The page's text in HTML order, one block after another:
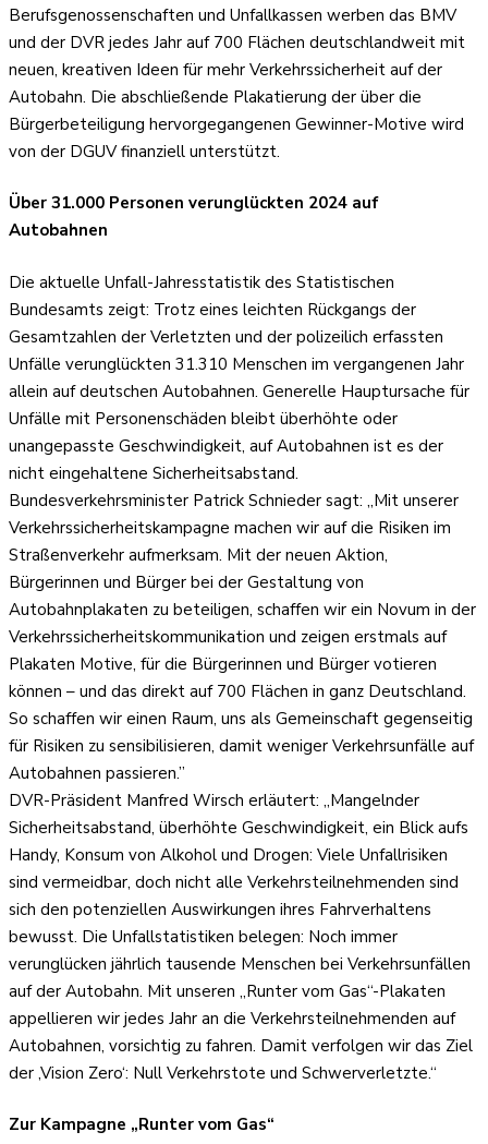
Berufsgenossenschaften und Unfallkassen werben das BMV
und der DVR jedes Jahr auf 700 Flächen deutschlandweit mit
neuen, kreativen Ideen für mehr Verkehrssicherheit auf der
Autobahn. Die abschließende Plakatierung der über die
Bürgerbeteiligung hervorgegangenen Gewinner-Motive wird
von der DGUV finanziell unterstützt.
Über 31.000 Personen verunglückten 2024 auf
Autobahnen
Die aktuelle Unfall-Jahresstatistik des Statistischen
Bundesamts zeigt: Trotz eines leichten Rückgangs der
Gesamtzahlen der Verletzten und der polizeilich erfassten
Unfälle verunglückten 31.310 Menschen im vergangenen Jahr
allein auf deutschen Autobahnen. Generelle Hauptursache für
Unfälle mit Personenschäden bleibt überhöhte oder
unangepasste Geschwindigkeit, auf Autobahnen ist es der
nicht eingehaltene Sicherheitsabstand.
Bundesverkehrsminister Patrick Schnieder sagt: „Mit unserer
Verkehrssicherheitskampagne machen wir auf die Risiken im
Straßenverkehr aufmerksam. Mit der neuen Aktion,
Bürgerinnen und Bürger bei der Gestaltung von
Autobahnplakaten zu beteiligen, schaffen wir ein Novum in der
Verkehrssicherheitskommunikation und zeigen erstmals auf
Plakaten Motive, für die Bürgerinnen und Bürger votieren
können – und das direkt auf 700 Flächen in ganz Deutschland.
So schaffen wir einen Raum, uns als Gemeinschaft gegenseitig
für Risiken zu sensibilisieren, damit weniger Verkehrsunfälle auf
Autobahnen passieren.”
DVR-Präsident Manfred Wirsch erläutert: „Mangelnder
Sicherheitsabstand, überhöhte Geschwindigkeit, ein Blick aufs
Handy, Konsum von Alkohol und Drogen: Viele Unfallrisiken
sind vermeidbar, doch nicht alle Verkehrsteilnehmenden sind
sich den potenziellen Auswirkungen ihres Fahrverhaltens
bewusst. Die Unfallstatistiken belegen: Noch immer
verunglücken jährlich tausende Menschen bei Verkehrsunfällen
auf der Autobahn. Mit unseren „Runter vom Gas“-Plakaten
appellieren wir jedes Jahr an die Verkehrsteilnehmenden auf
Autobahnen, vorsichtig zu fahren. Damit verfolgen wir das Ziel
der ‚Vision Zero‘: Null Verkehrstote und Schwerverletzte.“
Zur Kampagne „Runter vom Gas“